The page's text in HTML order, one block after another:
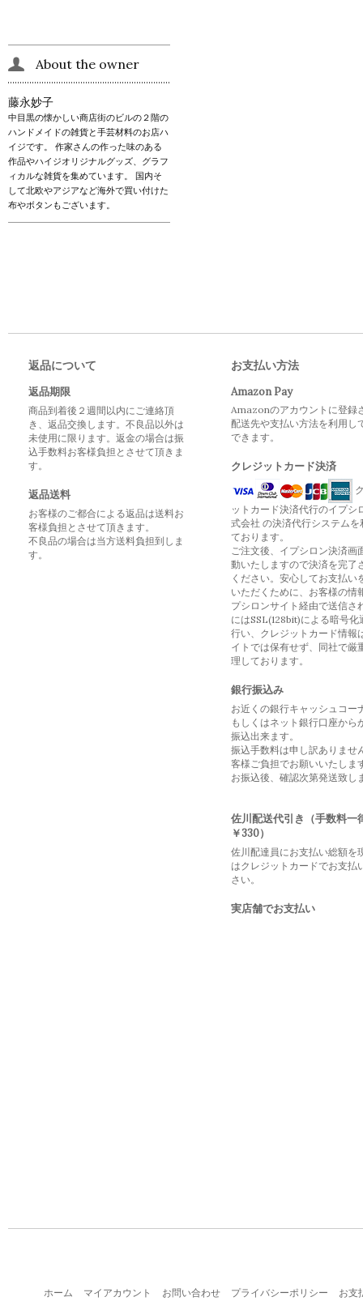
About the owner
藤永妙子
中目黒の懐かしい商店街のビルの２階の
ハンドメイドの雑貨と手芸材料のお店ハ
イジです。 作家さんの作った味のある
作品やハイジオリジナルグッズ、グラフ
ィカルな雑貨を集めています。 国内そ
して北欧やアジアなど海外で買い付けた
布やボタンもございます。
返品について
返品期限
商品到着後２週間以内にご連絡頂
き、返品交換します。不良品以外は
未使用に限ります。返金の場合は振
込手数料お客様負担とさせて頂きま
す。
返品送料
お客様のご都合による返品は送料お
客様負担とさせて頂きます。
不良品の場合は当方送料負担到しま
す。
お支払い方法
Amazon Pay
Amazonのアカウントに登録
配送先や支払い方法を利用し
できます。
クレジットカード決済
ットカード決済代行のイプシ
式会社 の決済代行システムを
ております。
ご注文後、イプシロン決済画
動いたしますので決済を完了
ください。安心してお支払い
いただくために、お客様の情
プシロンサイト経由で送信さ
にはSSL(128bit)による暗号化
行い、クレジットカード情報
イトでは保有せず、同社で厳
理しております。
銀行振込み
お近くの銀行キャッシュコー
もしくはネット銀行口座から
振込出来ます。
振込手数料は申し訳ありませ
客様ご負担でお願いいたしま
お振込後、確認次第発送致し
佐川配送代引き（手数料一
￥330）
佐川配達員にお支払い総額を
はクレジットカードでお支払
さい。
実店舗でお支払い
ホーム マイアカウント お問い合わせ プライバシーポリシー お支